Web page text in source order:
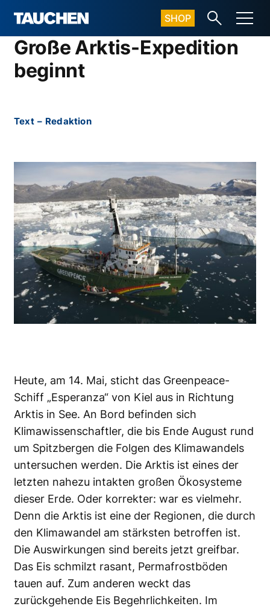
SHOP
Große Arktis-Expedition
beginnt
Text – Redaktion
Heute, am 14. Mai, sticht das Greenpeace-
Schiff „Esperanza“ von Kiel aus in Richtung
Arktis in See. An Bord befinden sich
Klimawissenschaftler, die bis Ende August rund
um Spitzbergen die Folgen des Klimawandels
untersuchen werden. Die Arktis ist eines der
letzten nahezu intakten großen Ökosysteme
dieser Erde. Oder korrekter: war es vielmehr.
Denn die Arktis ist eine der Regionen, die durch
den Klimawandel am stärksten betroffen ist.
Die Auswirkungen sind bereits jetzt greifbar.
Das Eis schmilzt rasant, Permafrostböden
tauen auf. Zum anderen weckt das
zurückgehende Eis Begehrlichkeiten. Im